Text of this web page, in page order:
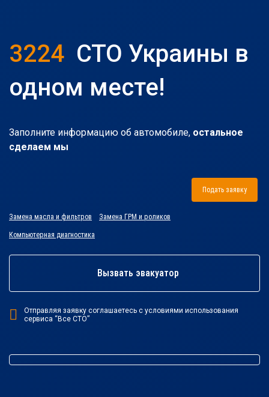
3224 СТО Украины в
одном месте!
Заполните информацию об автомобиле, остальное
сделаем мы
Подать заявку
Замена масла и фильтров Замена ГРМ и роликов
Компьютерная диагностика
Вызвать эвакуатор
Отправляя заявку соглашаетесь с условиями использования
сервиса “Все СТО”